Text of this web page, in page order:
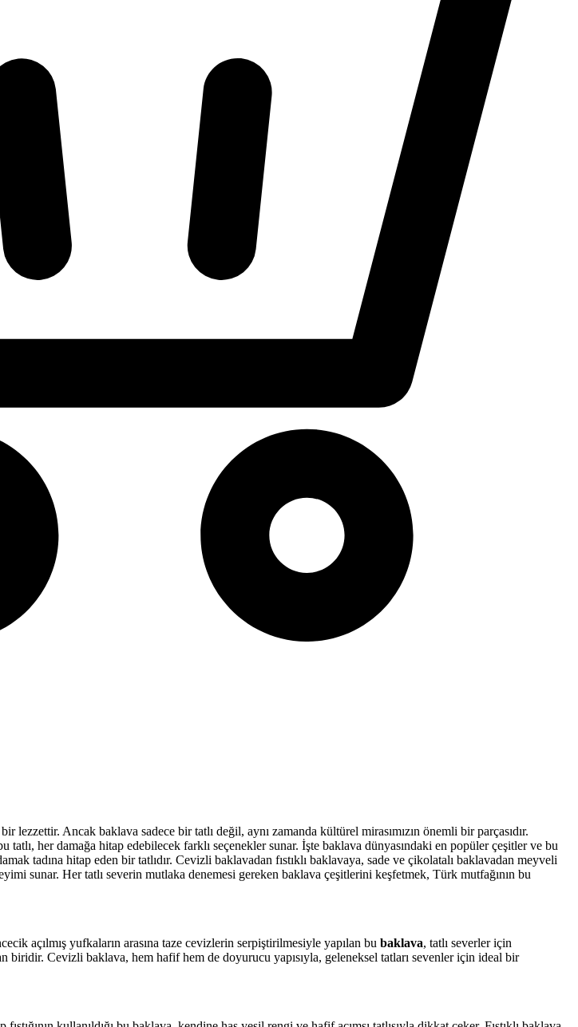
Ancak baklava sadece bir tatlı değil, aynı zamanda kültürel mirasımızın önemli bir parçasıdır.
her damağa hitap edebilecek farklı seçenekler sunar. İşte baklava dünyasındaki en popüler çeşitler ve bu
tadına hitap eden bir tatlıdır. Cevizli baklavadan fıstıklı baklavaya, sade ve çikolatalı baklavadan meyveli
sunar. Her tatlı severin mutlaka denemesi gereken baklava çeşitlerini keşfetmek, Türk mutfağının bu
açılmış yufkaların arasına taze cevizlerin serpiştirilmesiyle yapılan bu baklava, tatlı severler için
Cevizli baklava, hem hafif hem de doyurucu yapısıyla, geleneksel tatları sevenler için ideal bir